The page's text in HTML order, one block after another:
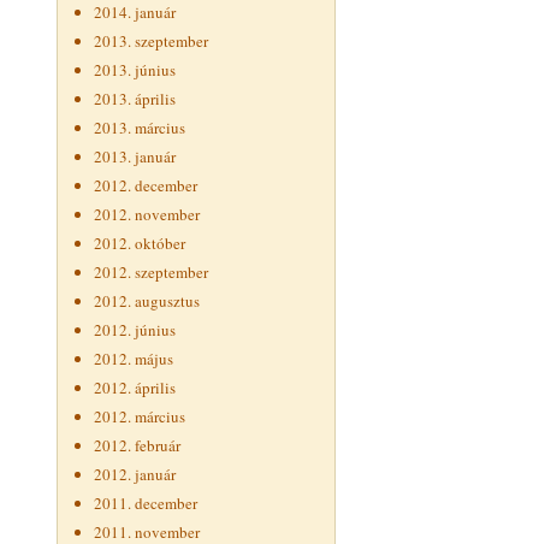
2014. január
2013. szeptember
2013. június
2013. április
2013. március
2013. január
2012. december
2012. november
2012. október
2012. szeptember
2012. augusztus
2012. június
2012. május
2012. április
2012. március
2012. február
2012. január
2011. december
2011. november